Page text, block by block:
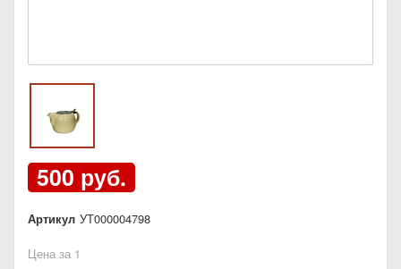
500 руб.
Артикул УТ000004798
Цена за 1